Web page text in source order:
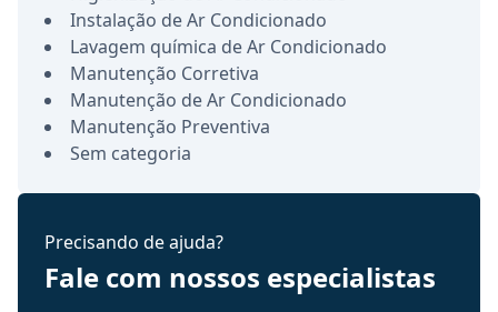
Instalação de Ar Condicionado
Lavagem química de Ar Condicionado
Manutenção Corretiva
Manutenção de Ar Condicionado
Manutenção Preventiva
Sem categoria
Precisando de ajuda?
Fale com nossos especialistas